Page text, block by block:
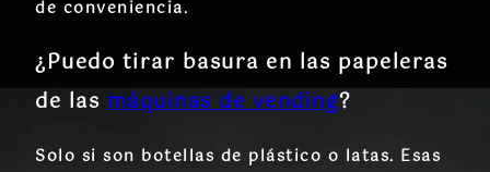
de conveniencia.
¿Puedo tirar basura en las papeleras
de lasmáquinas de vending?
Solo si son botellas de plástico o latas. Esas